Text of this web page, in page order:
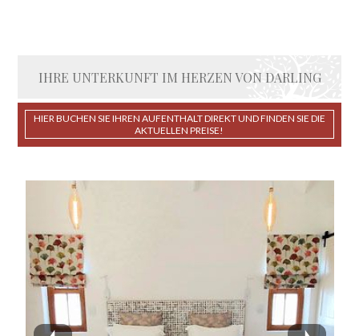
IHRE UNTERKUNFT IM HERZEN VON DARLING
HIER BUCHEN SIE IHREN AUFENTHALT DIREKT UND FINDEN SIE DIE
AKTUELLEN PREISE!